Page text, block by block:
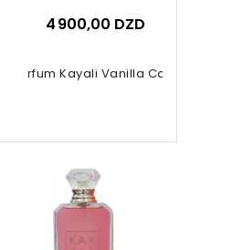
Parfum Kayali Vanilla Candy 100ml
4 900,00 DZD